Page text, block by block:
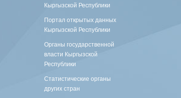
Кыргызской Республики
Портал открытых данных
Кыргызской Республики
Органы государственной
власти Кыргызской
Республики
Статистические органы
других стран